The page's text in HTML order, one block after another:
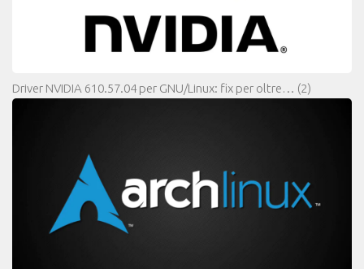
Driver NVIDIA 610.57.04 per GNU/Linux: fix per oltre… (2)